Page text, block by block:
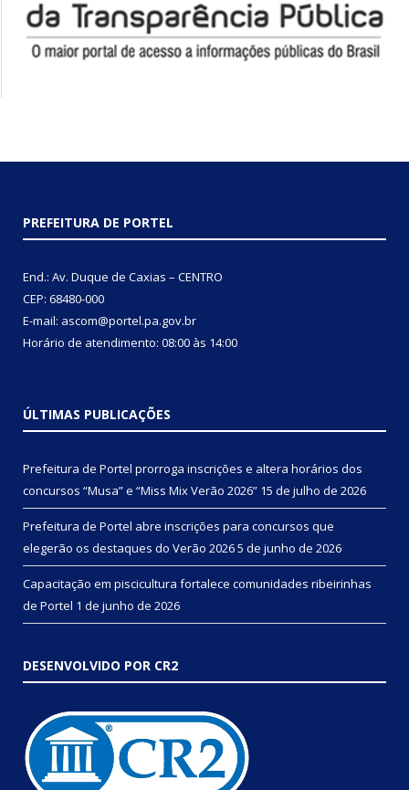
PREFEITURA DE PORTEL
End.: Av. Duque de Caxias – CENTRO
CEP: 68480-000
E-mail: ascom@portel.pa.gov.br
Horário de atendimento: 08:00 às 14:00
ÚLTIMAS PUBLICAÇÕES
Prefeitura de Portel prorroga inscrições e altera horários dos
concursos “Musa” e “Miss Mix Verão 2026” 15 de julho de 2026
Prefeitura de Portel abre inscrições para concursos que
elegerão os destaques do Verão 20265 de junho de 2026
Capacitação em piscicultura fortalece comunidades ribeirinhas
de Portel 1 de junho de 2026
DESENVOLVIDO POR CR2